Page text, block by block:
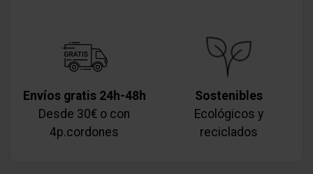
Envíos gratis 24h-48h
Desde 30€ o con
4p.cordones
Sostenibles
Ecológicos y
reciclados